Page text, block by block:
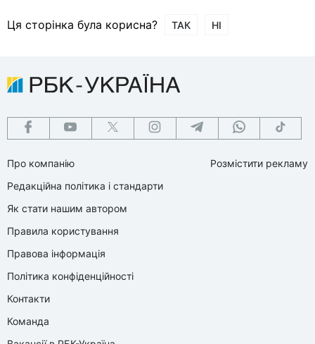
Ця сторінка була корисна? ТАК НІ
Про компанію
Редакційна політика і стандарти
Як стати нашим автором
Правила користування
Правова інформація
Політика конфіденційності
Контакти
Команда
Розмістити рекламу